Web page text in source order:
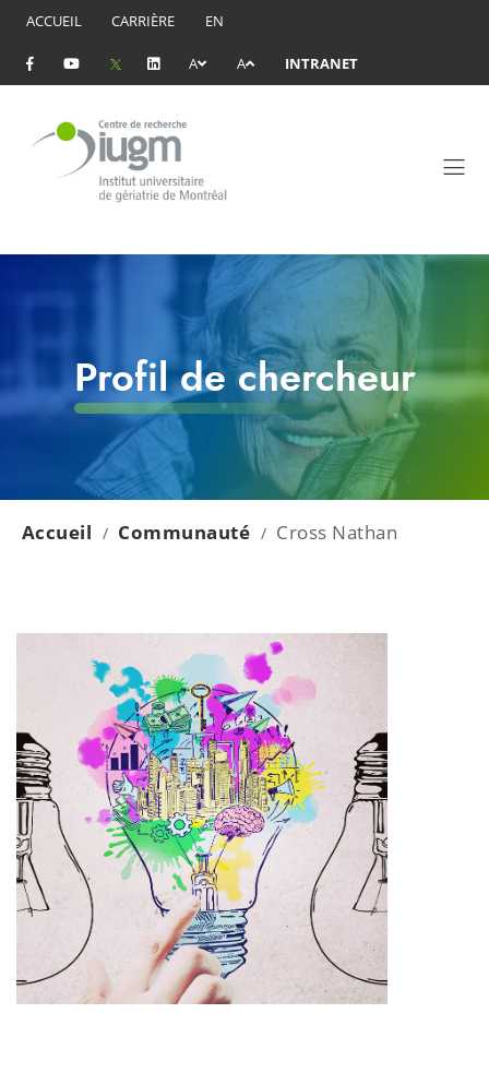
ACCUEIL CARRIÈRE EN
A A INTRANET
Profil de chercheur
Accueil / Communauté / Cross Nathan